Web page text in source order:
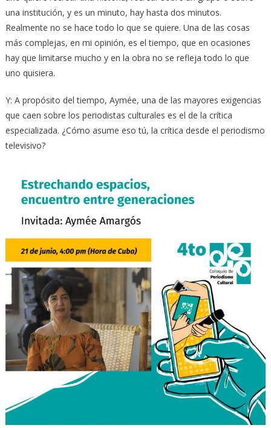
una institución, y es un minuto, hay hasta dos minutos.
Realmente no se hace todo lo que se quiere. Una de las cosas
más complejas, en mi opinión, es el tiempo, que en ocasiones
hay que limitarse mucho y en la obra no se refleja todo lo que
uno quisiera.
Y: A propósito del tiempo, Aymée, una de las mayores exigencias
que caen sobre los periodistas culturales es el de la crítica
especializada. ¿Cómo asume eso tú, la crítica desde el periodismo
televisivo?